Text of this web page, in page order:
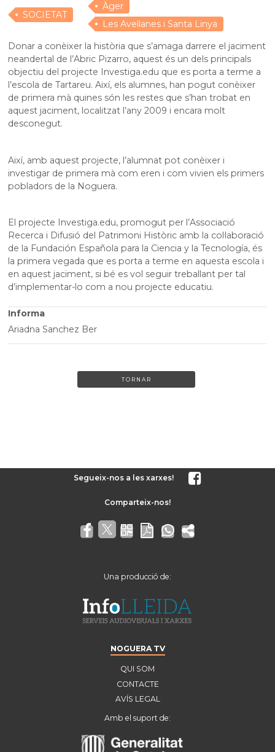
SOCIETAT
Àger
Les Avellanes i Santa Linya
Donar a conèixer la història que s’amaga darrere el jaciment
neandertal de l’Abric Pizarro, aquest és un dels principals
objectiu del projecte Investiga.edu que es porta a terme a
l’escola de Tartareu. Així, els alumnes, han pogut conèixer
de primera mà quines són les restes que s’han trobat en
aquest jaciment, localitzat l’any 2009 i encara molt
desconegut.
Així, amb aquest projecte, l’alumnat pot conèixer i
investigar de primera mà com eren i com vivien els primers
pobladors de la Noguera.
El projecte Investiga.edu, promogut per l’Associació
Recerca i Difusió del Patrimoni Històric amb la col·laboració
de la Fundación Española para la Ciencia y la Tecnología, és
la primera vegada que es porta a terme en aquesta escola i
en aquest jaciment, si bé es vol seguir treballant per tal
d’implementar-lo com a nou projecte educatiu.
Informa
Ariadna Sanchez Ber
TORNAR
Segueix-nos a les xarxes!
Una producció de:
NOGUERA TV
QUI SOM
CONTACTE
AVÍS LEGAL
Amb el suport de: